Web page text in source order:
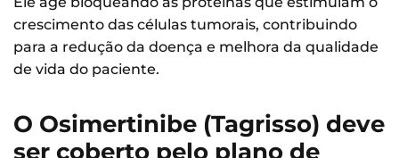
crescimento das células tumorais, contribuindo
para a redução da doença e melhora da qualidade
de vida do paciente.
O Osimertinibe (Tagrisso) deve
ser coberto pelo plano de